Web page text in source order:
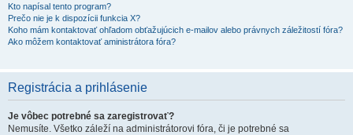
Kto napísal tento program?
Prečo nie je k dispozícii funkcia X?
Koho mám kontaktovať ohľadom obťažujúcich e-mailov alebo právnych záležitostí fóra?
Ako môžem kontaktovať aministrátora fóra?
Registrácia a prihlásenie
Je vôbec potrebné sa zaregistrovať?
Nemusíte. Všetko záleží na administrátorovi fóra, či je potrebné sa